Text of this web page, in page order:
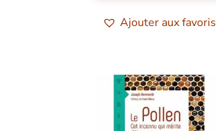
Ajouter aux favoris